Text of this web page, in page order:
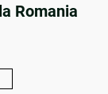
Romania